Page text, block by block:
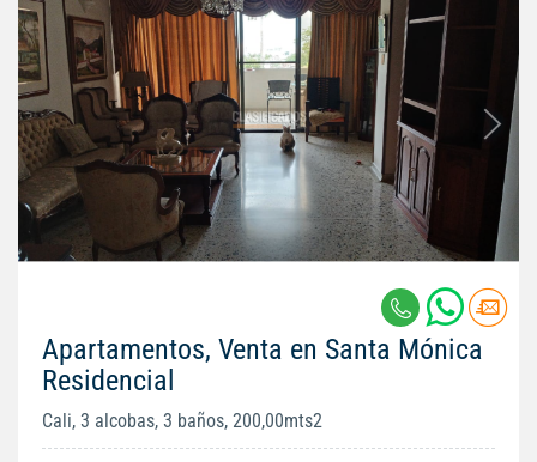
Apartamentos, Venta en Santa Mónica
Residencial
Cali, 3 alcobas, 3 baños, 200,00mts2